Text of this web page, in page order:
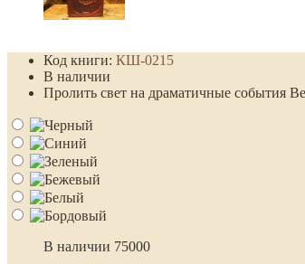
Код книги: КШ-0215
В наличии
Пролить свет на драматичные события
В наличии 75000